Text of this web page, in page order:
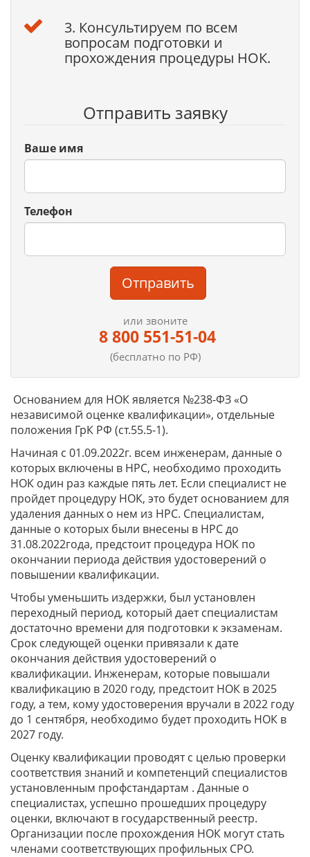
3. Консультируем по всем
вопросам подготовки и
прохождения процедуры НОК.
Отправить заявку
Ваше имя
Телефон
Отправить
или звоните
8 800 551-51-04
(бесплатно по РФ)
Основанием для НОК является №238-ФЗ «О
независимой оценке квалификации», отдельные
положения ГрК РФ (ст.55.5-1).
Начиная с 01.09.2022г. всем инженерам, данные о
которых включены в НРС, необходимо проходить
НОК один раз каждые пять лет. Если специалист не
пройдет процедуру НОК, это будет основанием для
удаления данных о нем из НРС. Специалистам,
данные о которых были внесены в НРС до
31.08.2022года, предстоит процедура НОК по
окончании периода действия удостоверений о
повышении квалификации.
Чтобы уменьшить издержки, был установлен
переходный период, который дает специалистам
достаточно времени для подготовки к экзаменам.
Срок следующей оценки привязали к дате
окончания действия удостоверений о
квалификации. Инженерам, которые повышали
квалификацию в 2020 году, предстоит НОК в 2025
году, а тем, кому удостоверения вручали в 2022 году
до 1 сентября, необходимо будет проходить НОК в
2027 году.
Оценку квалификации проводят с целью проверки
соответствия знаний и компетенций специалистов
установленным профстандартам . Данные о
специалистах, успешно прошедших процедуру
оценки, включают в государственный реестр.
Организации после прохождения НОК могут стать
членами соответствующих профильных СРО.